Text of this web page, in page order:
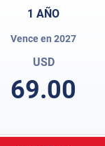
1 AÑO
Vence en 2027
USD
69.00